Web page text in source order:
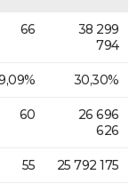
66
38 299
794
30,30%
60
26 696
626
55 25 792 175